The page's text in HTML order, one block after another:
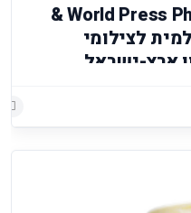
עדות מקומית 2019 World Press Photo &
לצילומי
ארץ-ישראל,